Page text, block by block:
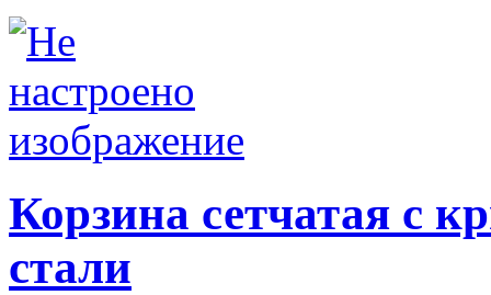
Корзина сетчатая с
стали